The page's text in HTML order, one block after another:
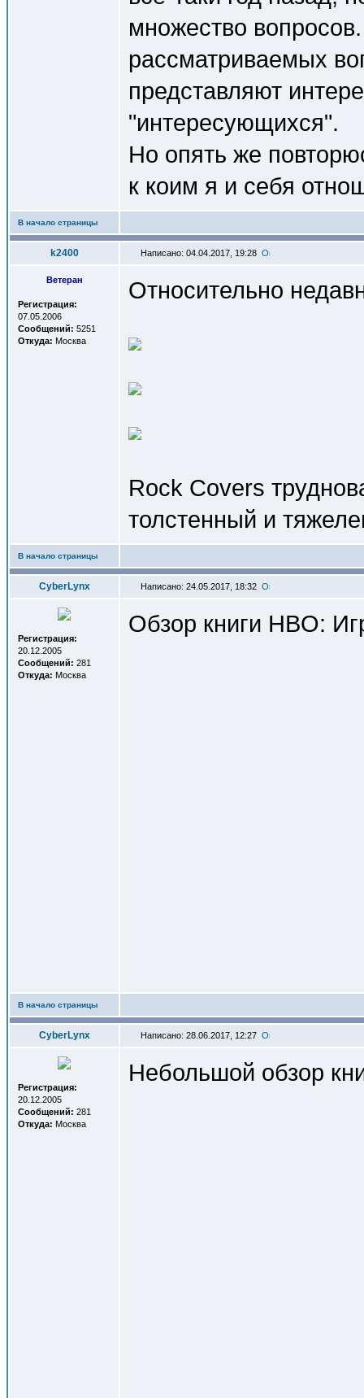
множество
рассматриваемых
представляют
"интересующихся".
Но опять же
к коим я и себя
В начало страницы
k2400 Написано: 04.04.2017, 19:28
Ветеран
Регистрация:
07.05.2006
Сообщений: 5251
Откуда: Москва
Относительно
Rock Covers
толстенный и
В начало страницы
СyberLynx Написано: 24.05.2017, 18:32
Регистрация:
20.12.2005
Сообщений: 281
Откуда: Москва
Обзор книги HBO:
В начало страницы
СyberLynx Написано: 28.06.2017, 12:27
Регистрация:
20.12.2005
Сообщений: 281
Откуда: Москва
Небольшой обзор